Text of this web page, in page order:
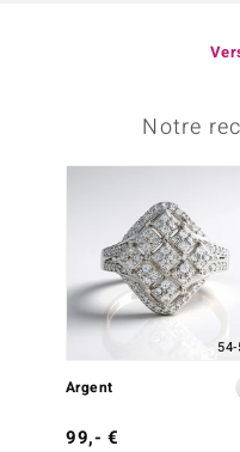
Notre
Argent
99,- €